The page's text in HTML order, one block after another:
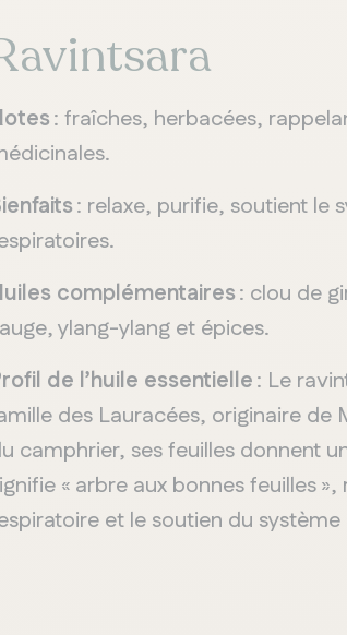
: fraîches, herbacées,
: relaxe, purifie, soutient le
complémentaires: clou de
ylang-ylang et épices.
de l’huile essentielle: Le
des Lauracées, originaire
camphrier, ses feuilles donnent
« arbre aux bonnes feuilles
et le soutien du